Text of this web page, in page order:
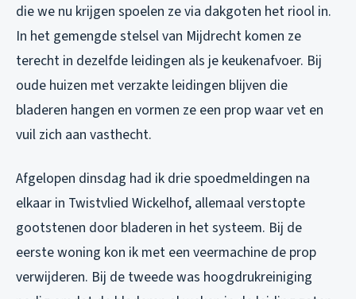
die we nu krijgen spoelen ze via dakgoten het riool in.
In het gemengde stelsel van Mijdrecht komen ze
terecht in dezelfde leidingen als je keukenafvoer. Bij
oude huizen met verzakte leidingen blijven die
bladeren hangen en vormen ze een prop waar vet en
vuil zich aan vasthecht.
Afgelopen dinsdag had ik drie spoedmeldingen na
elkaar in Twistvlied Wickelhof, allemaal verstopte
gootstenen door bladeren in het systeem. Bij de
eerste woning kon ik met een veermachine de prop
verwijderen. Bij de tweede was hoogdrukreiniging